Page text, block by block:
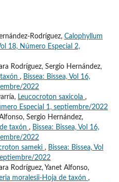
Rodríguez, Calophyllum
18, Número Especial 2,
Rodríguez, Sergio Hernández,
, Bissea: Bissea, Vol 16,
2022
Leucocroton saxicola ,
Especial 1, septiembre/2022
Sergio Hernández,
taxón , Bissea: Bissea, Vol 16,
2022
sameki , Bissea: Bissea, Vol
2022
Rodríguez, Yanet Alfonso,
moralesii-Hoja de taxón ,